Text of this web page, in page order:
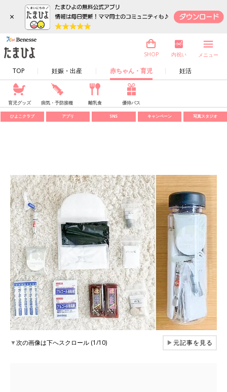
×
TOP 妊娠・出産 赤ちゃん・育児 妊活
SHOP 内祝い メニュー
育児グッズ 病気・予防接種 離乳食 優待パス
ひよこクラブ アプリ SNS キャンペーン 写真スタジオ
▼次の画像は下へスクロール (1/10) ▶元記事を見る